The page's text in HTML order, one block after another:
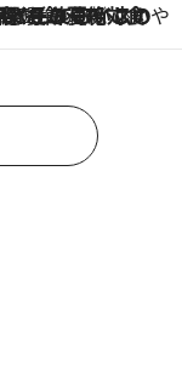
やりスイーツで夏を満喫
おやつ3選 お餅×アイスの新感覚スイーツ